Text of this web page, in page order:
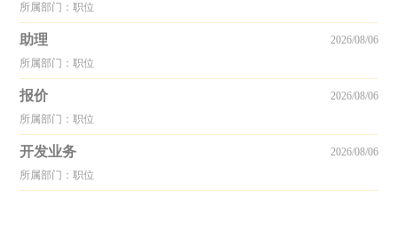
所属部门：职位
助理
所属部门：职位
2026/08/06
报价
所属部门：职位
2026/08/06
开发业务
所属部门：职位
2026/08/06